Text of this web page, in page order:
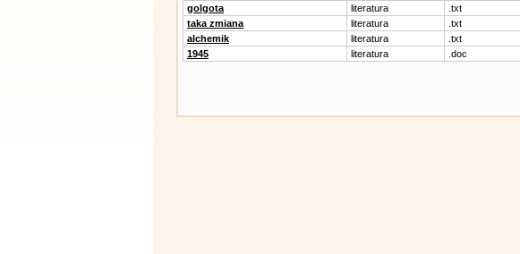
golgota
literatura .txt
taka zmiana
literatura .txt
alchemik
literatura .txt
1945
literatura .doc